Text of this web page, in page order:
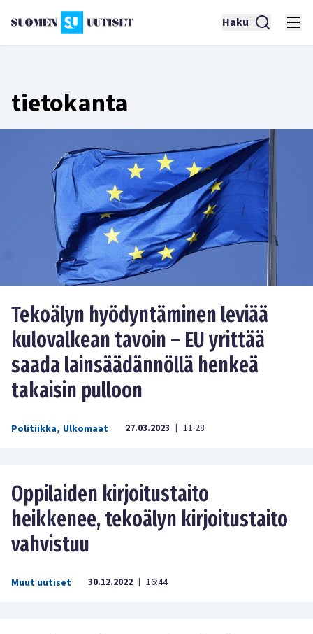
Haku
tietokanta
Tekoälyn hyödyntäminen leviää
kulovalkean tavoin – EU yrittää
saada lainsäädännöllä henkeä
takaisin pulloon
Politiikka, Ulkomaat 27.03.2023 | 11:28
Oppilaiden kirjoitustaito
heikkenee, tekoälyn kirjoitustaito
vahvistuu
Muut uutiset 30.12.2022 | 16:44